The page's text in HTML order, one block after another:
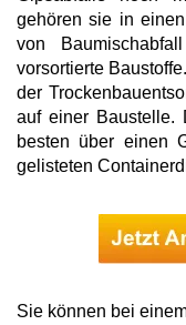
gehören sie in
von
vorsortierte
der
auf einer Baustelle.
besten über einen
gelisteten
Sie können bei